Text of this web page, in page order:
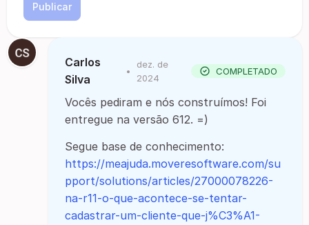
Publicar
Carlos
Silva
•
dez. de
2024
COMPLETADO
Vocês pediram e nós construímos! Foi
entregue na versão 612. =)
Segue base de conhecimento:
https://meajuda.moveresoftware.com/su
pport/solutions/articles/27000078226-
na-r11-o-que-acontece-se-tentar-
cadastrar-um-cliente-que-j%C3%A1-